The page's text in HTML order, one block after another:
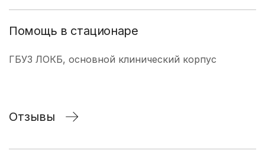
Помощь в стационаре
ГБУЗ ЛОКБ, основной клинический корпус
Отзывы